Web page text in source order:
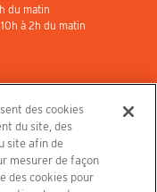
du matin
à 2h du matin
!
le cinéma. Contactez-nous :
Mentions légales
des cookies
du site, des
site afin de
mesurer de façon
des cookies pour